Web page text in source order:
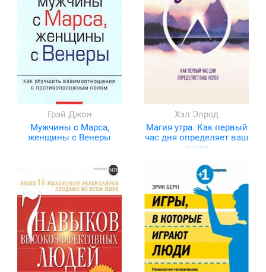
Грэй Джон
Мужчины с Марса,
женщины с Венеры
Хэл Элрод
Магия утра. Как первый
час дня определяет ваш
успех